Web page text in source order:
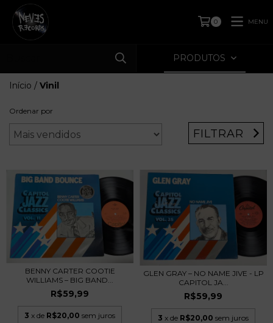
0 MENU
PRODUTOS
Início / Vinil
Ordenar por
FILTRAR
BENNY CARTER COOTIE
WILLIAMS – BIG BAND...
R$59,99
3 x de R$20,00 sem juros
GLEN GRAY – NO NAME JIVE - LP
CAPITOL JA...
R$59,99
3 x de R$20,00 sem juros